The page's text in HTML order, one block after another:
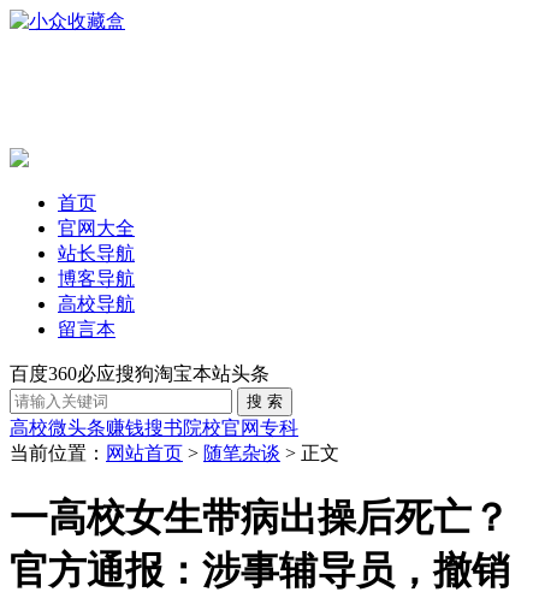
首页
官网大全
站长导航
博客导航
高校导航
留言本
百度360必应搜狗淘宝本站头条
高校微头条赚钱搜书院校官网专科
当前位置： 网站首页 > 随笔杂谈 > 正文
一高校女生带病出操后死亡？
官方通报：涉事辅导员，撤销